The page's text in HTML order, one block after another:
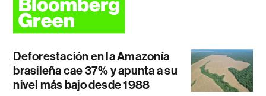
Deforestación en la Amazonía
brasileña cae 37% y apunta a su
nivel más bajo desde 1988